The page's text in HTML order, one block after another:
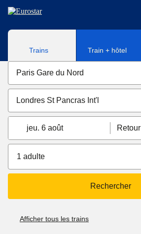
Aller au contenu principal
Trains Train + hôtel
jeu. 6 août Retour
1 adulte
Rechercher
Afficher tous les trains